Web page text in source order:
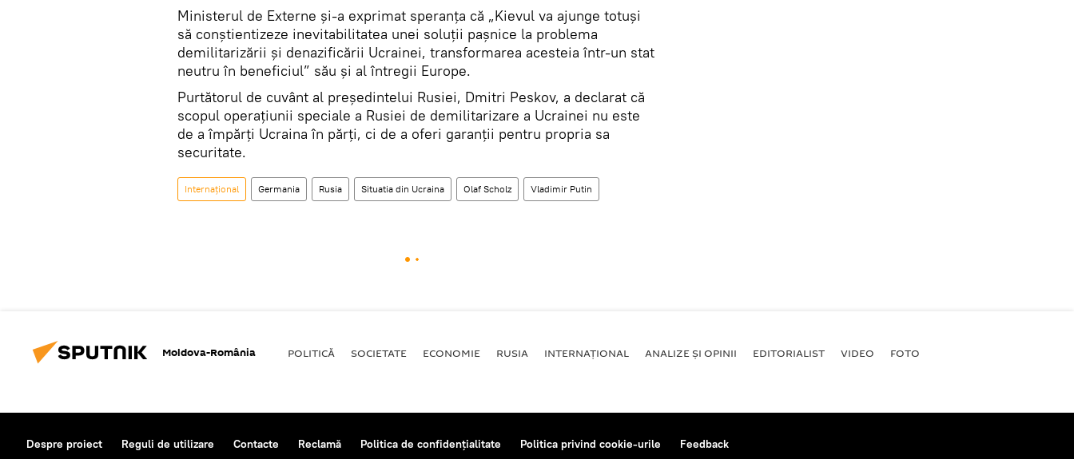
Ministerul de Externe și-a exprimat speranța că „Kievul va ajunge totuși
să conștientizeze inevitabilitatea unei soluții pașnice la problema
demilitarizării și denazificării Ucrainei, transformarea acesteia într-un stat
neutru în beneficiul” său și al întregii Europe.
Purtătorul de cuvânt al președintelui Rusiei, Dmitri Peskov, a declarat că
scopul operațiunii speciale a Rusiei de demilitarizare a Ucrainei nu este
de a împărți Ucraina în părți, ci de a oferi garanții pentru propria sa
securitate.
Internaţional Germania Rusia Situatia din Ucraina Olaf Scholz Vladimir Putin
Moldova-România POLITICĂ SOCIETATE ECONOMIE RUSIA INTERNAŢIONAL ANALIZE ȘI OPINII EDITORIALIST VIDEO FOTO
Despre proiect Reguli de utilizare Contacte Reclamă Politica de confidențialitate Politica privind cookie-urile Feedback